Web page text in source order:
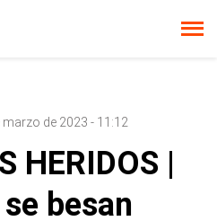
marzo de 2023 - 11:12
HERIDOS |
besan